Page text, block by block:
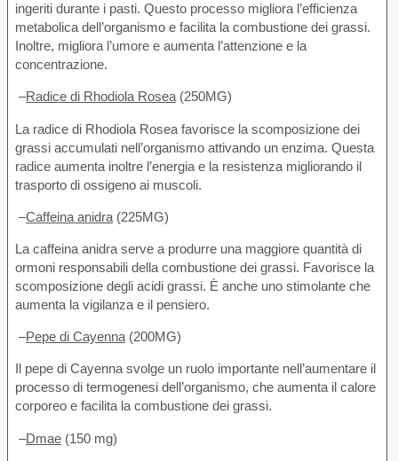
ingeriti durante i pasti. Questo processo migliora l’efficienza
metabolica dell’organismo e facilita la combustione dei grassi.
Inoltre, migliora l’umore e aumenta l’attenzione e la
concentrazione.
–Radice di Rhodiola Rosea(250MG)
La radice di Rhodiola Rosea favorisce la scomposizione dei
grassi accumulati nell’organismo attivando un enzima. Questa
radice aumenta inoltre l’energia e la resistenza migliorando il
trasporto di ossigeno ai muscoli.
–Caffeina anidra (225MG)
La caffeina anidra serve a produrre una maggiore quantità di
ormoni responsabili della combustione dei grassi. Favorisce la
scomposizione degli acidi grassi. È anche uno stimolante che
aumenta la vigilanza e il pensiero.
–Pepe di Cayenna (200MG)
Il pepe di Cayenna svolge un ruolo importante nell’aumentare il
processo di termogenesi dell’organismo, che aumenta il calore
corporeo e facilita la combustione dei grassi.
–Dmae (150 mg)